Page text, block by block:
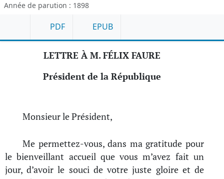
Année de parution : 1898
PDF EPUB
LETTRE À M. FÉLIX FAURE
Président de la République
Monsieur le Président,
Me permettez-vous, dans ma gratitude pour
le bienveillant accueil que vous m’avez fait un
jour, d’avoir le souci de votre juste gloire et de